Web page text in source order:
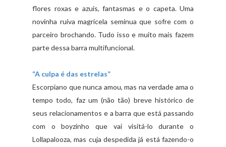
flores roxas e azuis, fantasmas e o capeta. Uma
novinha ruiva magricela seminua que sofre com o
parceiro brochando. Tudo isso e muito mais fazem
parte dessa barra multifuncional.
“A culpa é das estrelas”
Escorpiano que nunca amou, mas na verdade ama o
tempo todo, faz um (não tão) breve histórico de
seus relacionamentos e a barra que está passando
com o boyzinho que vai visitá-lo durante o
Lollapalooza, mas cuja despedida já está fazendo-o